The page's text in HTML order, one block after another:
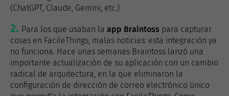
(ChatGPT, Claude, Gemini, etc.)
Para los que usaban la app Braintoss para capturar
cosas en FacileThings, malas noticias: esta integración ya
no funciona. Hace unas semanas Braintoss lanzó una
importante actualización de su aplicación con un cambio
radical de arquitectura, en la que eliminaron la
configuración de dirección de correo electrónico único